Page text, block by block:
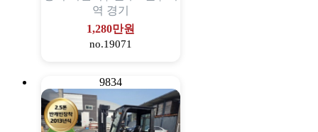
역 경기
1,280만원
no.19071
9834